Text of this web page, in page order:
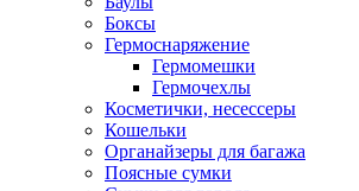
Боксы
Гермоснаряжение
Гермомешки
Гермочехлы
Косметички, несессеры
Кошельки
Органайзеры для багажа
Поясные сумки